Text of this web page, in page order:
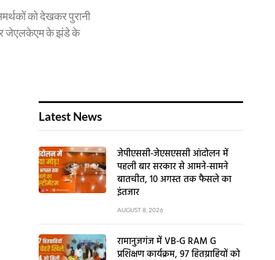
को देखकर पुरानी
कर जेएलकेएम के झंडे के
Latest News
जेपीएससी-जेएसएससी आंदोलन में
पहली बार सरकार से आमने-सामने
बातचीत, 10 अगस्त तक फैसले का
इंतजार
AUGUST 8, 2026
रामानुजगंज में VB-G RAM G
प्रशिक्षण कार्यक्रम, 97 हितग्राहियों को